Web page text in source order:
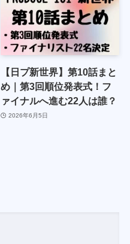
【日プ新世界】第10話まと
め｜第3回順位発表式！フ
ァイナルへ進む22人は誰？
2026年6月5日